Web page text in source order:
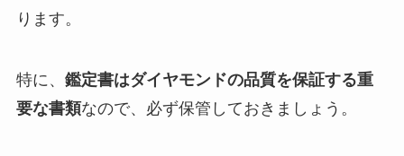
ります。
特に、 鑑定書はダイヤモンドの品質を保証する重
要な書類なので、必ず保管しておきましょう。